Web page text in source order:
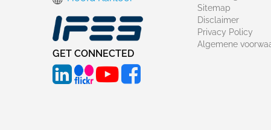
GET CONNECTED
Sitemap
Disclaimer
Privacy Policy
Algemene